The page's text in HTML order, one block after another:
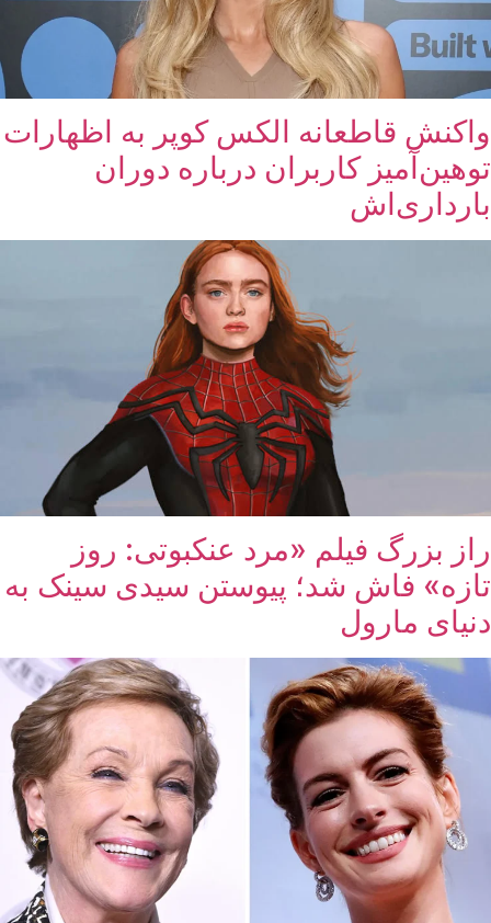
واکنش قاطعانه الکس کوپر به اظهارات
توهین‌آمیز کاربران درباره دوران
بارداری‌اش
راز بزرگ فیلم «مرد عنکبوتی: روز
تازه» فاش شد؛ پیوستن سیدی سینک به
دنیای مارول